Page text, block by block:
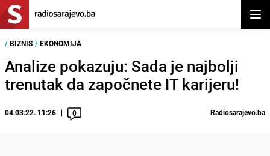
/ BIZNIS / EKONOMIJA
Analize pokazuju: Sada je najbolji
trenutak da započnete IT karijeru!
04.03.22. 11:26 0 Radiosarajevo.ba